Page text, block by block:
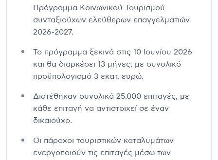
Πρόγραμμα Κοινωνικού Τουρισμού
συνταξιούχων ελεύθερων επαγγελματιών
2026-2027.
Το πρόγραμμα ξεκινά στις 10 Ιουνίου 2026
και θα διαρκέσει 13 μήνες, με συνολικό
προϋπολογισμό 3 εκατ. ευρώ.
Διατέθηκαν συνολικά 25.000 επιταγές, με
κάθε επιταγή να αντιστοιχεί σε έναν
δικαιούχο.
Οι πάροχοι τουριστικών καταλυμάτων
ενεργοποιούν τις επιταγές μέσω των